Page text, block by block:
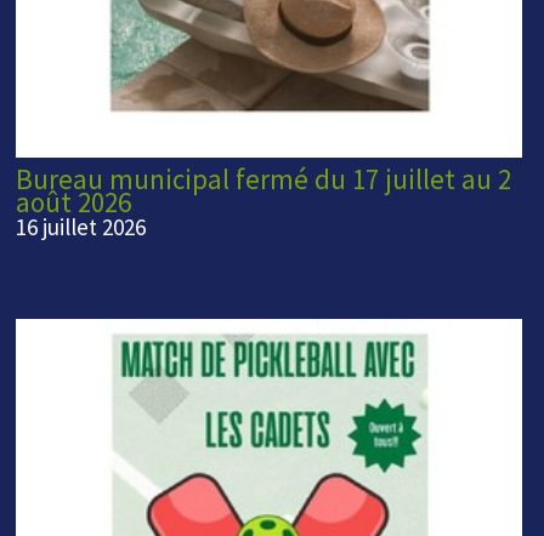
Bureau municipal fermé du 17 juillet au 2
août 2026
16 juillet 2026